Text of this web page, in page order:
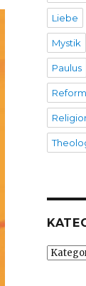
Liebe
Mystik
Paulus